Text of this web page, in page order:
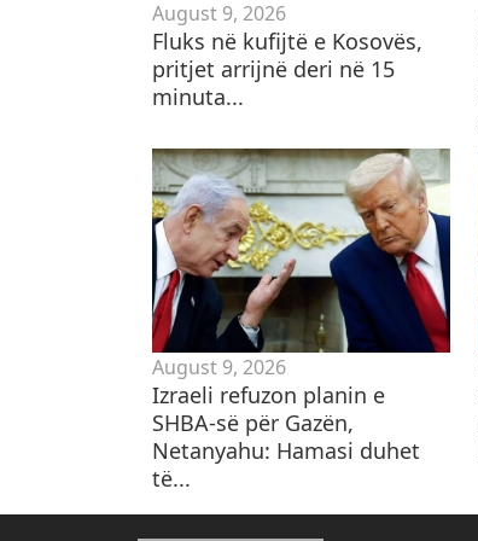
August 9, 2026
Fluks në kufijtë e Kosovës,
pritjet arrijnë deri në 15
minuta...
August 9, 2026
Izraeli refuzon planin e
SHBA-së për Gazën,
Netanyahu: Hamasi duhet
të...